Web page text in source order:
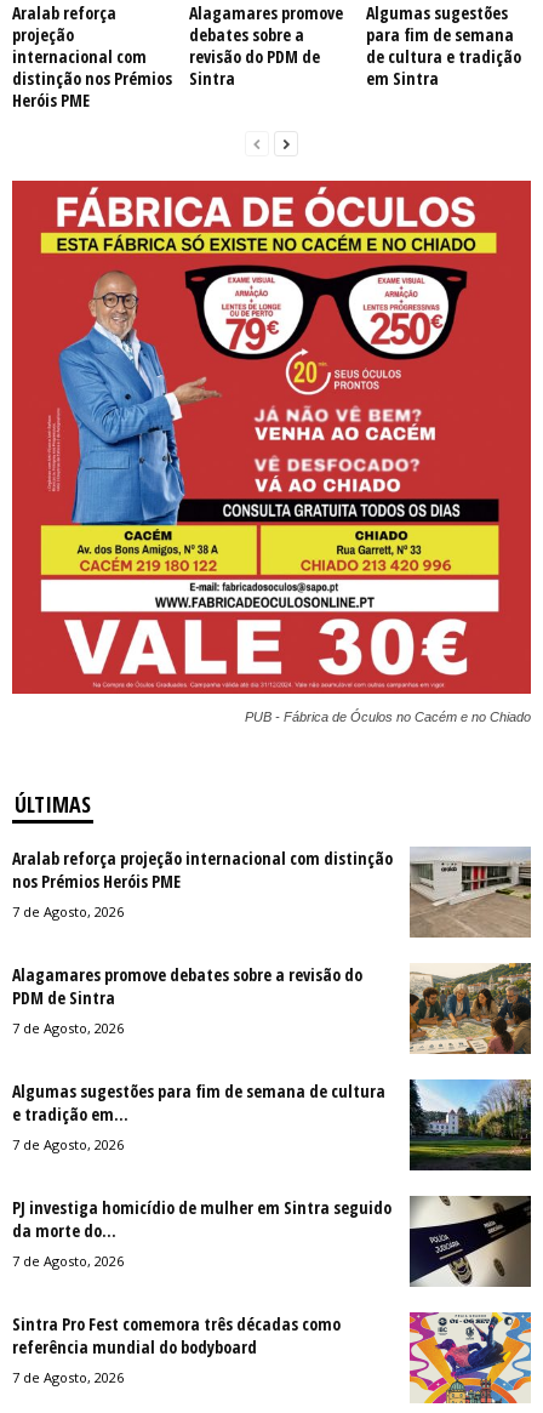
Aralab reforça
projeção
internacional com
distinção nos Prémios
Heróis PME
Alagamares promove
debates sobre a
revisão do PDM de
Sintra
Algumas sugestões
para fim de semana
de cultura e tradição
em Sintra
PUB - Fábrica de Óculos no Cacém e no Chiado
ÚLTIMAS
Aralab reforça projeção internacional com distinção
nos Prémios Heróis PME
7 de Agosto, 2026
Alagamares promove debates sobre a revisão do
PDM de Sintra
7 de Agosto, 2026
Algumas sugestões para fim de semana de cultura
e tradição em...
7 de Agosto, 2026
PJ investiga homicídio de mulher em Sintra seguido
da morte do...
7 de Agosto, 2026
Sintra Pro Fest comemora três décadas como
referência mundial do bodyboard
7 de Agosto, 2026